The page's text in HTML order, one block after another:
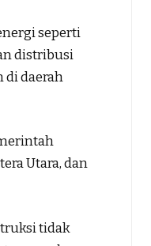
seperti
distribusi
di daerah
Utara, dan
tidak